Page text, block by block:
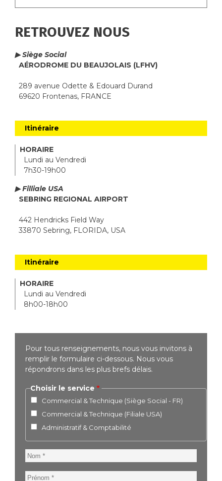
RETROUVEZ NOUS
▶ Siège Social
AÉRODROME DU BEAUJOLAIS (LFHV)
289 avenue Odette & Edouard Durand
69620 Frontenas, FRANCE
Itinéraire
HORAIRE
Lundi au Vendredi
7h30-19h00
▶ Filliale USA
SEBRING REGIONAL AIRPORT
442 Hendricks Field Way
33870 Sebring, FLORIDA, USA
Itinéraire
HORAIRE
Lundi au Vendredi
8h00-18h00
Pour tous renseignements, nous vous invitons à
remplir le formulaire ci-dessous. Nous vous
répondrons dans les plus brefs délais.
Choisir le service
Commercial & Technique (Siège Social - FR)
Commercial & Technique (Filiale USA)
Administratif & Comptabilité
Nom
Prénom